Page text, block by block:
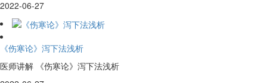
2022-06-27
《伤寒论》泻下法浅析
医师讲解 《伤寒论》泻下法浅析